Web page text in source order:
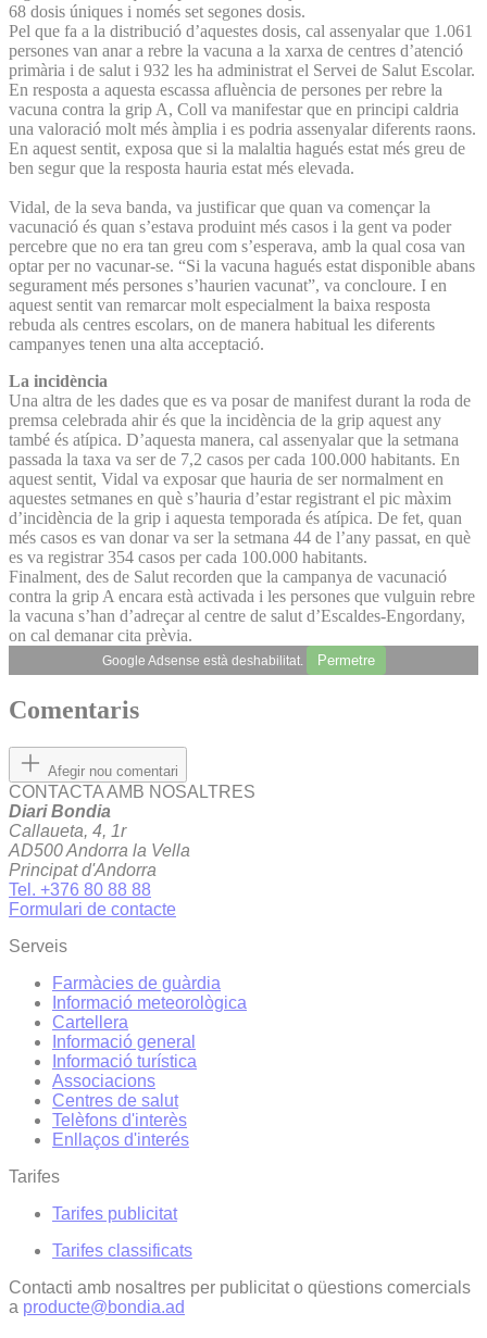
68 dosis úniques i només set segones dosis.
Pel que fa a la distribució d’aquestes dosis, cal assenyalar que 1.061
persones van anar a rebre la vacuna a la xarxa de centres d’atenció
primària i de salut i 932 les ha administrat el Servei de Salut Escolar.
En resposta a aquesta escassa afluència de persones per rebre la
vacuna contra la grip A, Coll va manifestar que en principi caldria
una valoració molt més àmplia i es podria assenyalar diferents raons.
En aquest sentit, exposa que si la malaltia hagués estat més greu de
ben segur que la resposta hauria estat més elevada.
Vidal, de la seva banda, va justificar que quan va començar la
vacunació és quan s’estava produint més casos i la gent va poder
percebre que no era tan greu com s’esperava, amb la qual cosa van
optar per no vacunar-se. “Si la vacuna hagués estat disponible abans
segurament més persones s’haurien vacunat”, va concloure. I en
aquest sentit van remarcar molt especialment la baixa resposta
rebuda als centres escolars, on de manera habitual les diferents
campanyes tenen una alta acceptació.
La incidència
Una altra de les dades que es va posar de manifest durant la roda de
premsa celebrada ahir és que la incidència de la grip aquest any
també és atípica. D’aquesta manera, cal assenyalar que la setmana
passada la taxa va ser de 7,2 casos per cada 100.000 habitants. En
aquest sentit, Vidal va exposar que hauria de ser normalment en
aquestes setmanes en què s’hauria d’estar registrant el pic màxim
d’incidència de la grip i aquesta temporada és atípica. De fet, quan
més casos es van donar va ser la setmana 44 de l’any passat, en què
es va registrar 354 casos per cada 100.000 habitants.
Finalment, des de Salut recorden que la campanya de vacunació
contra la grip A encara està activada i les persones que vulguin rebre
la vacuna s’han d’adreçar al centre de salut d’Escaldes-Engordany,
on cal demanar cita prèvia.
Google Adsense està deshabilitat. Permetre
Comentaris
Afegir nou comentari
CONTACTA AMB NOSALTRES
Diari Bondia
Callaueta, 4, 1r
AD500 Andorra la Vella
Principat d'Andorra
Tel. +376 80 88 88
Formulari de contacte
Serveis
Farmàcies de guàrdia
Informació meteorològica
Cartellera
Informació general
Informació turística
Associacions
Centres de salut
Telèfons d'interès
Enllaços d'interés
Tarifes
Tarifes publicitat
Tarifes classificats
Contacti amb nosaltres per publicitat o qüestions comercials
a producte@bondia.ad